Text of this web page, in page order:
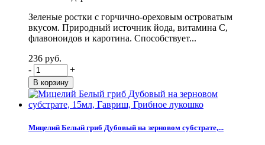
Зеленые ростки с горчично-ореховым островатым
вкусом. Природный источник йода, витамина С,
флавоноидов и каротина. Способствует...
236 руб.
-
+
Мицелий Белый гриб Дубовый на зерновом субстрате,...